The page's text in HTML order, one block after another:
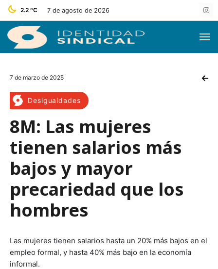
2.2 ºC 7 de agosto de 2026
7 de marzo de 2025
Desigualdades
8M: Las mujeres
tienen salarios más
bajos y mayor
precariedad que los
hombres
Las mujeres tienen salarios hasta un 20% más bajos en el
empleo formal, y hasta 40% más bajo en la economía
informal.